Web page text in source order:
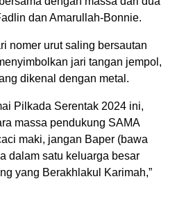
dan Amarullah-Bonnie.
nomer urut saling bersautan
jari tangan jempol,
dikenal dengan metal.
Pilkada Serentak 2024 ini,
massa pendukung SAMA
maki, jangan Baper (bawa
dalam satu keluarga besar
yang Berakhlakul Karimah,”